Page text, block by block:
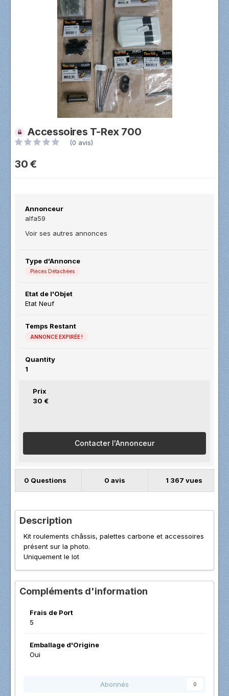
Accessoires T-Rex 700
(0 avis)
30 €
Annonceur
alfa59
Voir ses autres annonces
Type d'Annonce
Pièces Détachées
Etat de l'Objet
Etat Neuf
Temps Restant
ANNONCE EXPIRÉE !
Quantity
1
Prix
30 €
Contacter l'Annonceur
0 Questions 0 avis 1 367 vues
Description
Kit roulements châssis, palettes carbone et accessoires
présent sur la photo.
Uniquement le lot
Compléments d'information
Frais de Port
5
Emballage d'Origine
Oui
Abonnés 0